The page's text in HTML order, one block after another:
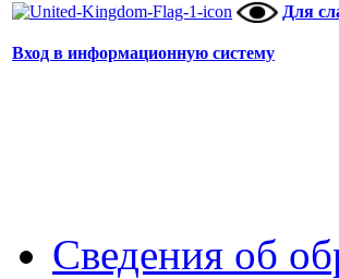
Для
Вход в информационную систему
Сведения об